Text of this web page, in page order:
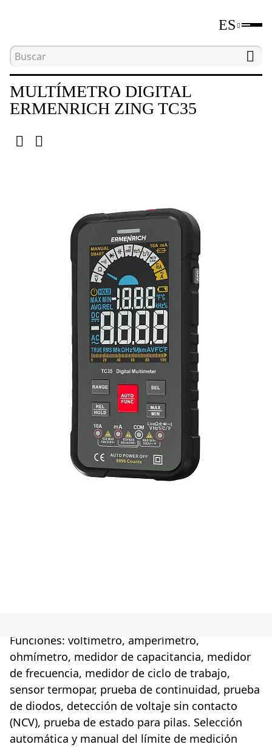
ES
Inicio Herramientas de medición
MULTÍMETRO DIGITAL
ERMENRICH ZING TC35
Funciones: voltímetro, amperímetro,
ohmímetro, medidor de capacitancia, medidor
de frecuencia, medidor de ciclo de trabajo,
sensor termopar, prueba de continuidad, prueba
de diodos, detección de voltaje sin contacto
(NCV), prueba de estado para pilas. Selección
automática y manual del límite de medición